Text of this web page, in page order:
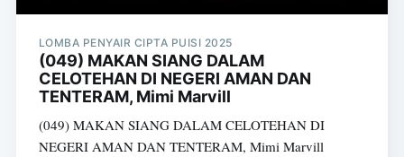
LOMBA PENYAIR CIPTA PUISI 2025
(049) MAKAN SIANG DALAM
CELOTEHAN DI NEGERI AMAN DAN
TENTERAM, Mimi Marvill
(049) MAKAN SIANG DALAM CELOTEHAN DI
NEGERI AMAN DAN TENTERAM, Mimi Marvill